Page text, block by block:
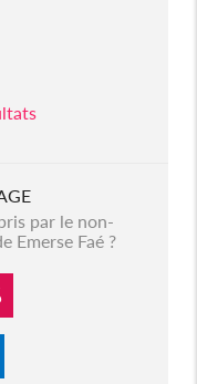
par le non-
Emerse Faé ?